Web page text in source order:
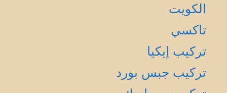
الكويت
تاكسي
تركيب إيكيا
تركيب جبس بورد